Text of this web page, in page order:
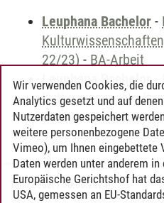
Leuphana Bachelor -
22/23) - BA-Arbeit
Leuphana Bachelor-
Kulturwissenschaften
23/24)-BA-Arbeit
Timo Leder/30.06.2024
Wir verwenden Cookies, die
Analytics gesetzt und auf
Nutzerdaten gespeichert
weitere personenbezogene
Vimeo), um Ihnen eingebettete
Daten werden unter anderem
Europäische Gerichtshof hat
USA, gemessen an EU-